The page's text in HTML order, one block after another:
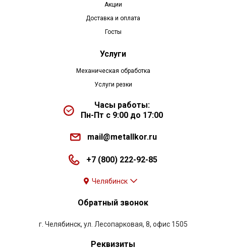
Акции
Доставка и оплата
Госты
Услуги
Механическая обработка
Услуги резки
Часы работы:
Пн-Пт с 9:00 до 17:00
mail@metallkor.ru
+7 (800) 222-92-85
Челябинск
Обратный звонок
г. Челябинск, ул. Лесопарковая, 8, офис 1505
Реквизиты